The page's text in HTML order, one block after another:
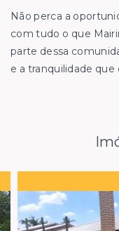
Não perca a
com tudo o que
parte dessa
e a tranquilidade